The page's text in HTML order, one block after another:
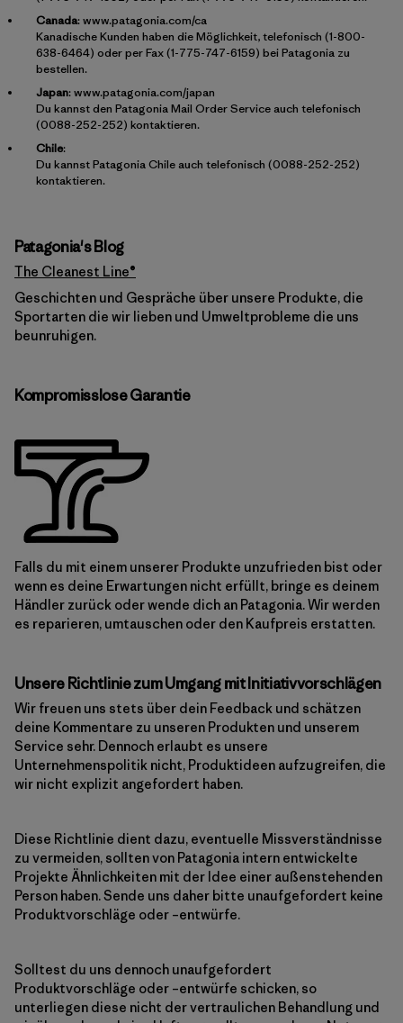
Canada:www.patagonia.com/ca
Kanadische Kunden haben die Möglichkeit, telefonisch (1-800-
638-6464) oder per Fax (1-775-747-6159) bei Patagonia zu
bestellen.
Japan:www.patagonia.com/japan
Du kannst den Patagonia Mail Order Service auch telefonisch
(0088-252-252) kontaktieren.
Chile:
Du kannst Patagonia Chile auch telefonisch (0088-252-252)
kontaktieren.
Patagonia's Blog
The Cleanest Line®
Geschichten und Gespräche über unsere Produkte, die
Sportarten die wir lieben und Umweltprobleme die uns
beunruhigen.
Kompromisslose Garantie
Falls du mit einem unserer Produkte unzufrieden bist oder
wenn es deine Erwartungen nicht erfüllt, bringe es deinem
Händler zurück oder wende dich an Patagonia. Wir werden
es reparieren, umtauschen oder den Kaufpreis erstatten.
Unsere Richtlinie zum Umgang mit Initiativvorschlägen
Wir freuen uns stets über dein Feedback und schätzen
deine Kommentare zu unseren Produkten und unserem
Service sehr. Dennoch erlaubt es unsere
Unternehmenspolitik nicht, Produktideen aufzugreifen, die
wir nicht explizit angefordert haben.
Diese Richtlinie dient dazu, eventuelle Missverständnisse
zu vermeiden, sollten von Patagonia intern entwickelte
Projekte Ähnlichkeiten mit der Idee einer außenstehenden
Person haben. Sende uns daher bitte unaufgefordert keine
Produktvorschläge oder –entwürfe.
Solltest du uns dennoch unaufgefordert
Produktvorschläge oder –entwürfe schicken, so
unterliegen diese nicht der vertraulichen Behandlung und